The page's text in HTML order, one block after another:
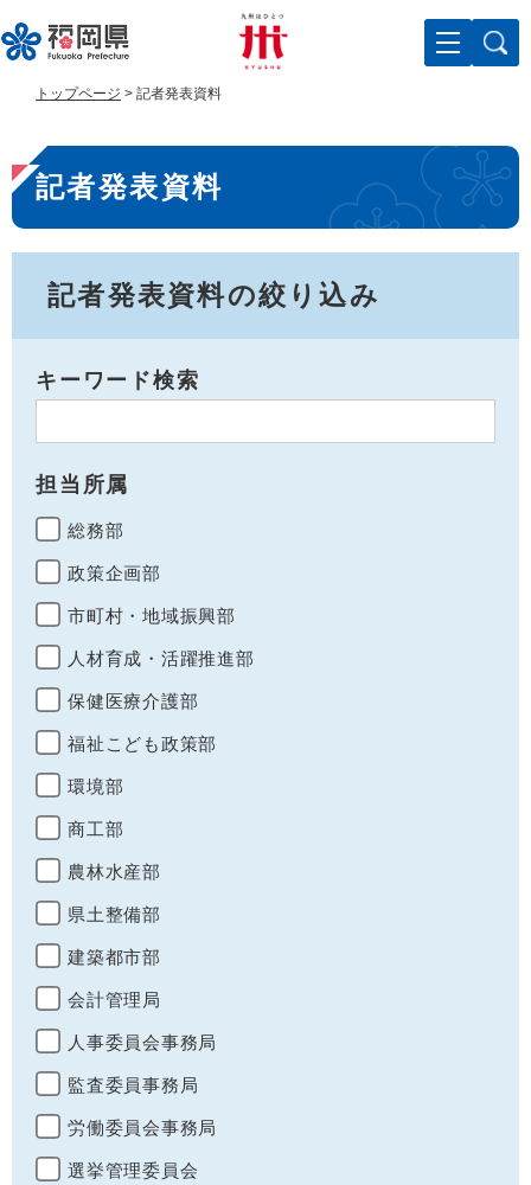
ー
ジ
で
す
ニ
ュ
ば
し
トップページ > 記者発表資料
本
文
記者発表資料
記者発表資料の絞り込み
キーワード検索
担当所属
総務部
政策企画部
市町村・地域振興部
人材育成・活躍推進部
保健医療介護部
福祉こども政策部
環境部
商工部
農林水産部
県土整備部
建築都市部
会計管理局
人事委員会事務局
監査委員事務局
労働委員会事務局
選挙管理委員会